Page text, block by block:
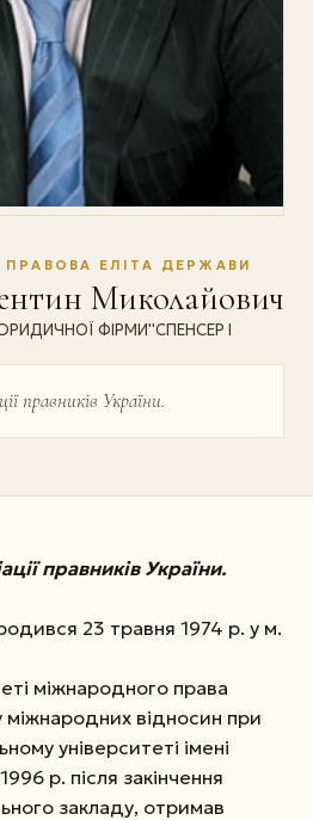
ЕЛІТА ДЕРЖАВИ
Миколайович
ФІРМИ''СПЕНСЕР І
правників України.
правників України.
23 травня 1974 р. у м.
міжнародного права
міжнародних відносин при
університеті імені
р. після закінчення
закладу, отримав